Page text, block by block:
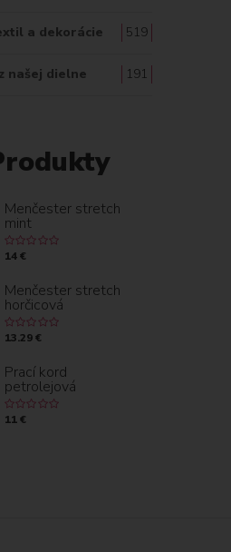
a dekorácie 519
našej dielne 191
Menčester stretch
mint
14 €
Menčester stretch
horčicová
13.29 €
Prací kord
petrolejová
11 €